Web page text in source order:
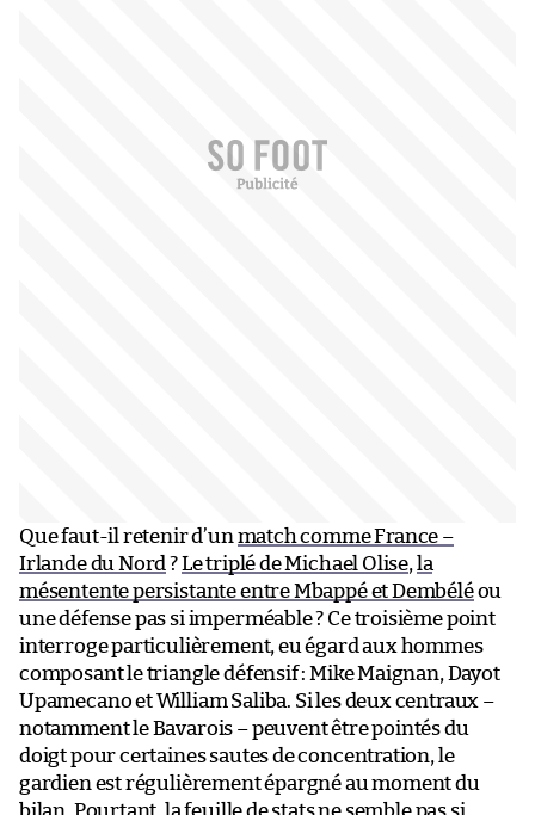
Que faut-il retenir d’un match comme France –
Irlande du Nord ?Le triplé de Michael Olise, la
mésentente persistante entre Mbappé et Dembéléou
une défense pas si imperméable ? Ce troisième point
interroge particulièrement, eu égard aux hommes
composant le triangle défensif : Mike Maignan, Dayot
Upamecano et William Saliba. Si les deux centraux –
notamment le Bavarois – peuvent être pointés du
doigt pour certaines sautes de concentration, le
gardien est régulièrement épargné au moment du
bilan. Pourtant, la feuille de stats ne semble pas si